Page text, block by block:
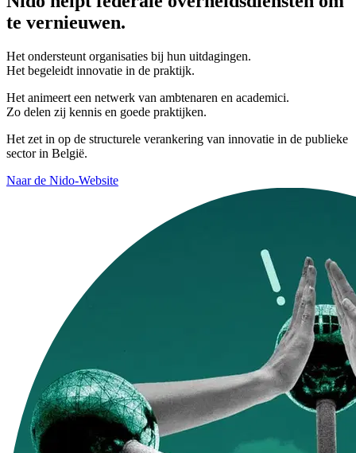
te vernieuwen.
Het ondersteunt organisaties bij hun uitdagingen.
Het begeleidt innovatie in de praktijk.
Het animeert een netwerk van ambtenaren en academici.
Zo delen zij kennis en goede praktijken.
Het zet in op de structurele verankering van innovatie in de publieke
sector in België.
Naar de Nido-Website